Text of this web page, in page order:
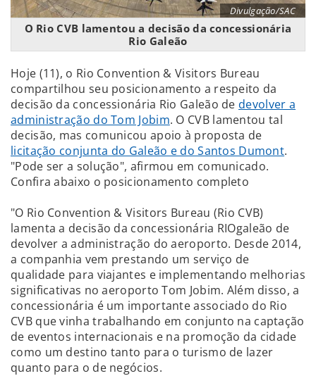
Divulgação/SAC
O Rio CVB lamentou a decisão da concessionária
Rio Galeão
Hoje (11), o Rio Convention & Visitors Bureau
compartilhou seu posicionamento a respeito da
decisão da concessionária Rio Galeão de devolver a
administração do Tom Jobim. O CVB lamentou tal
decisão, mas comunicou apoio à proposta de
licitação conjunta do Galeão e do Santos Dumont.
"Pode ser a solução", afirmou em comunicado.
Confira abaixo o posicionamento completo
"O Rio Convention & Visitors Bureau (Rio CVB)
lamenta a decisão da concessionária RIOgaleão de
devolver a administração do aeroporto. Desde 2014,
a companhia vem prestando um serviço de
qualidade para viajantes e implementando melhorias
significativas no aeroporto Tom Jobim. Além disso, a
concessionária é um importante associado do Rio
CVB que vinha trabalhando em conjunto na captação
de eventos internacionais e na promoção da cidade
como um destino tanto para o turismo de lazer
quanto para o de negócios.